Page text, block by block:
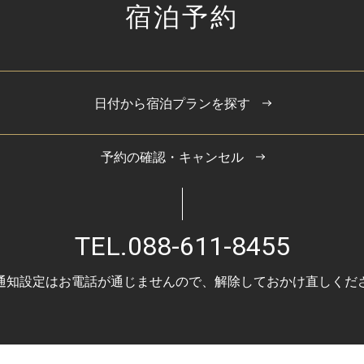
宿泊予約
日付から宿泊プランを探す
予約の確認・キャンセル
TEL.088-611-8455
設定はお電話が通じませんので、 解除しておかけ直しくだ